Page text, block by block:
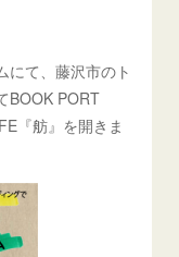
にて、藤沢市のト
BOOK PORT
『舫』を開きま